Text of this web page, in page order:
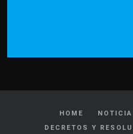
HOME
DECRETOS Y